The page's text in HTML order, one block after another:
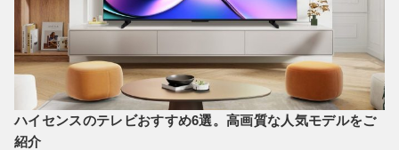
ハイセンスのテレビおすすめ6選。高画質な人気モデルをご
紹介